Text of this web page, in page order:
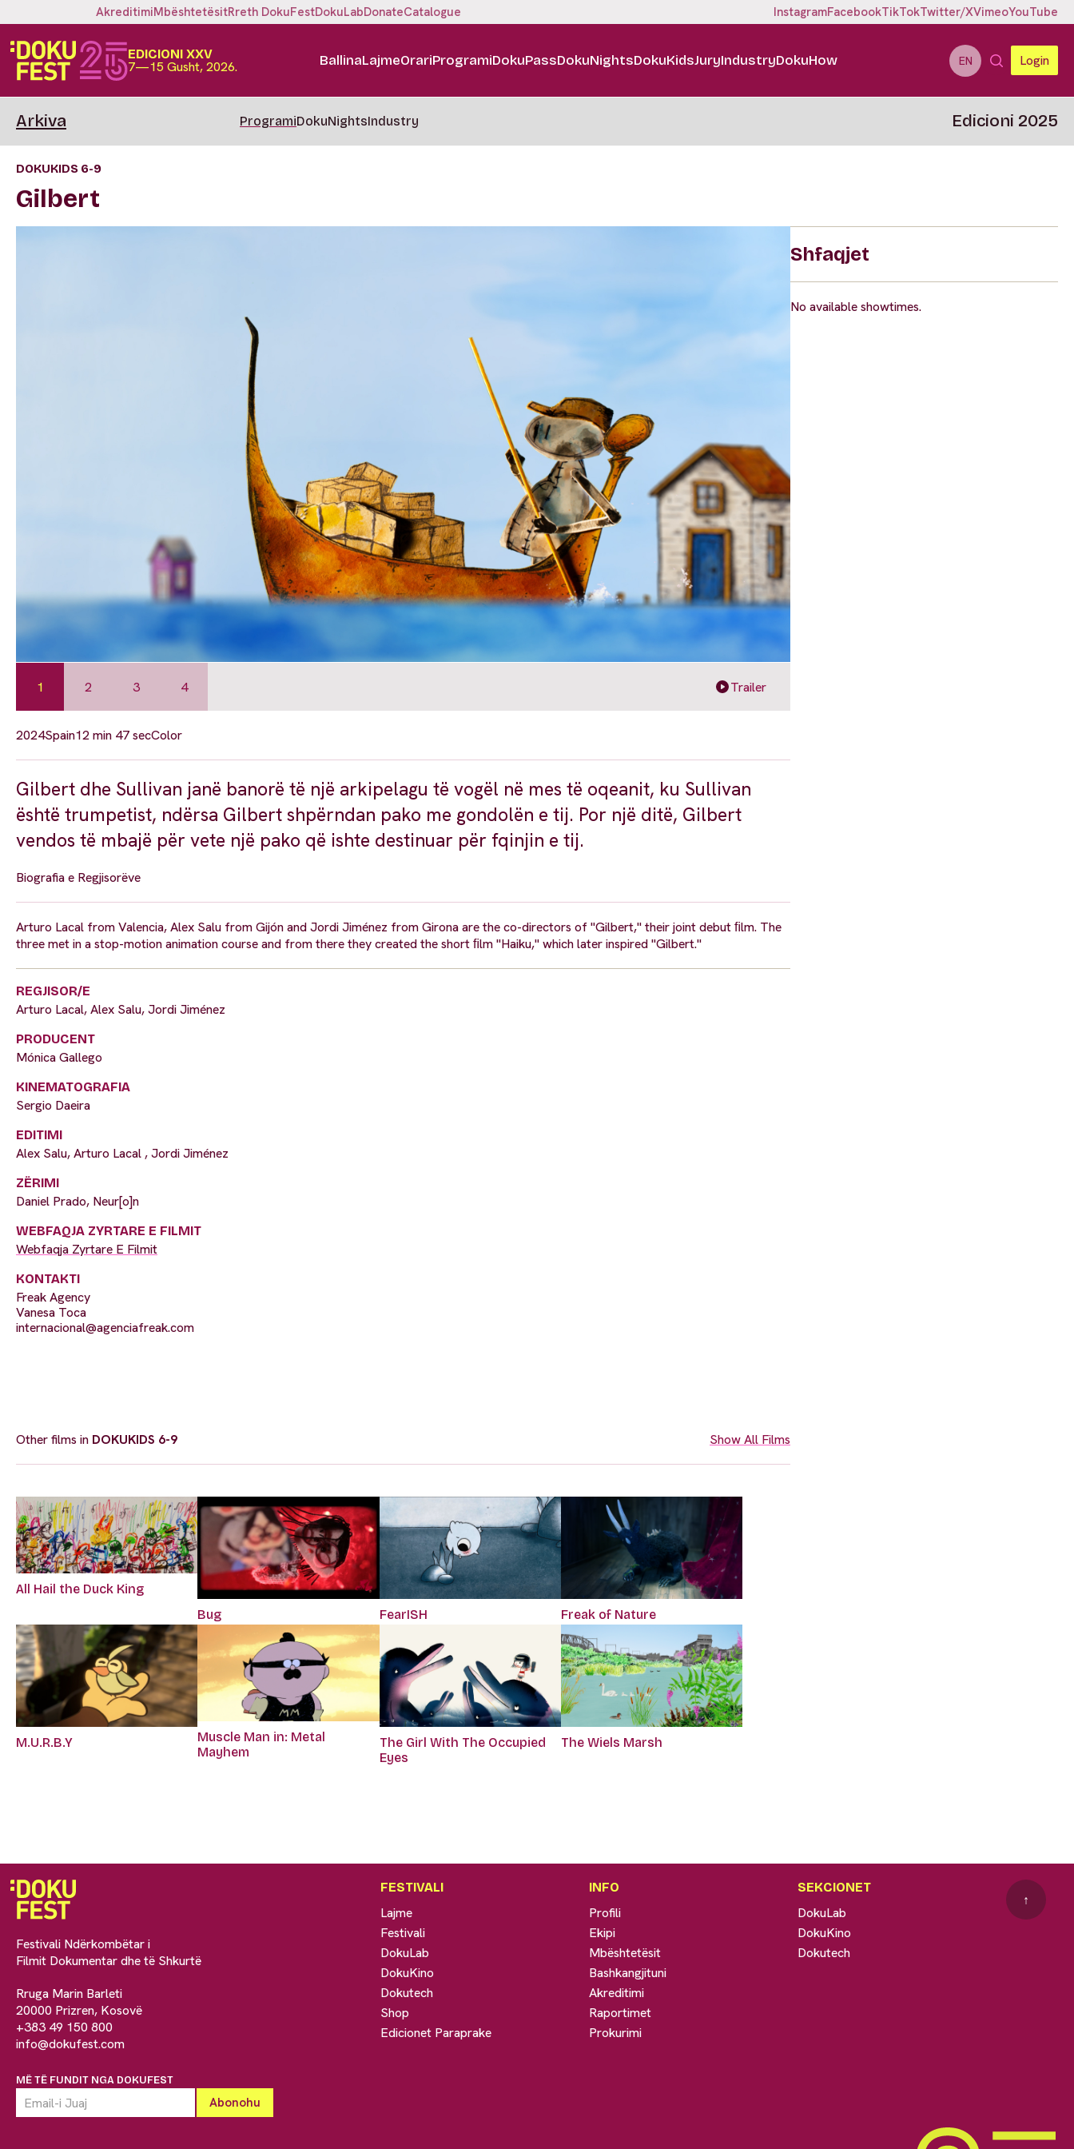
AkreditimiMbështetësitRreth DokuFestDokuLabDonateCatalogue InstagramFacebookTikTokTwitter/XVimeoYouTube
EDICIONI XXV
7—15 Gusht, 2026. BallinaLajmeOrariProgramiDokuPassDokuNightsDokuKidsJuryIndustryDokuHow EN Login
Arkiva ProgramiDokuNightsIndustry Edicioni 2025
DOKUKIDS 6-9
Gilbert
1 2 3 4 Trailer
2024Spain12 min 47 secColor
Gilbert dhe Sullivan janë banorë të një arkipelagu të vogël në mes të oqeanit, ku Sullivan
është trumpetist, ndërsa Gilbert shpërndan pako me gondolën e tij. Por një ditë, Gilbert
vendos të mbajë për vete një pako që ishte destinuar për fqinjin e tij.
Biografia e Regjisorëve
Arturo Lacal from Valencia, Alex Salu from Gijón and Jordi Jiménez from Girona are the co-directors of "Gilbert," their joint debut ﬁlm. The
three met in a stop-motion animation course and from there they created the short ﬁlm "Haiku," which later inspired "Gilbert."
REGJISOR/E
Arturo Lacal, Alex Salu, Jordi Jiménez
PRODUCENT
Mónica Gallego
KINEMATOGRAFIA
Sergio Daeira
EDITIMI
Alex Salu, Arturo Lacal , Jordi Jiménez
ZËRIMI
Daniel Prado, Neur[o]n
WEBFAQJA ZYRTARE E FILMIT
Webfaqja Zyrtare E Filmit
KONTAKTI
Freak Agency
Vanesa Toca
internacional@agenciafreak.com
Other films in DOKUKIDS 6-9 Show All Films
All Hail the Duck King
Bug
FearISH Freak of Nature
M.U.R.B.Y
Muscle Man in: Metal
Mayhem
The Girl With The Occupied
Eyes
The Wiels Marsh
Shfaqjet
No available showtimes.
Festivali Ndërkombëtar i
Filmit Dokumentar dhe të Shkurtë
Rruga Marin Barleti
20000 Prizren, Kosovë
+383 49 150 800
info@dokufest.com
MË TË FUNDIT NGA DOKUFEST
FESTIVALI
Lajme
Festivali
DokuLab
DokuKino
Dokutech
Shop
Edicionet Paraprake
INFO
Profili
Ekipi
Mbështetësit
Bashkangjituni
Akreditimi
Raportimet
Prokurimi
SEKCIONET
DokuLab
DokuKino
Dokutech
↑